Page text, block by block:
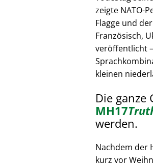
zeigte NATO-
Flagge und
Französisch,
veröffentlicht
kleinen
Die ganze
MH17
werden.
Nachdem der
kurz vor